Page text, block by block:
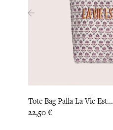
Tote Bag Palla La Vie Est...
Prix
22,50 €